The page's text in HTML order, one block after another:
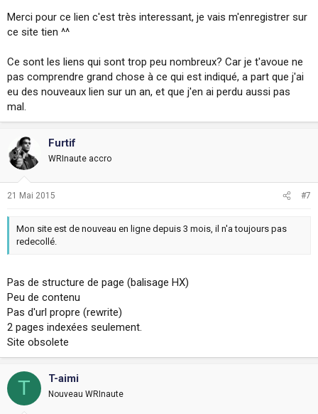
Merci pour ce lien c'est très interessant, je vais m'enregistrer sur
ce site tien ^^
Ce sont les liens qui sont trop peu nombreux? Car je t'avoue ne
pas comprendre grand chose à ce qui est indiqué, a part que j'ai
eu des nouveaux lien sur un an, et que j'en ai perdu aussi pas
mal.
Furtif
WRInaute accro
21 Mai 2015 #7
Mon site est de nouveau en ligne depuis 3 mois, il n'a toujours pas
redecollé.
Pas de structure de page (balisage HX)
Peu de contenu
Pas d'url propre (rewrite)
2 pages indexées seulement.
Site obsolete
T T-aimi
Nouveau WRInaute